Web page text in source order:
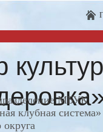
МБУК
клубная